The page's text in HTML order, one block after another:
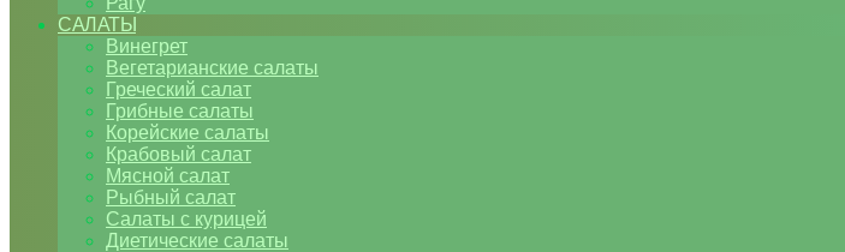
САЛАТЫ
Винегрет
Вегетарианские салаты
Греческий салат
Грибные салаты
Корейские салаты
Крабовый салат
Мясной салат
Рыбный салат
Салаты с курицей
Диетические салаты